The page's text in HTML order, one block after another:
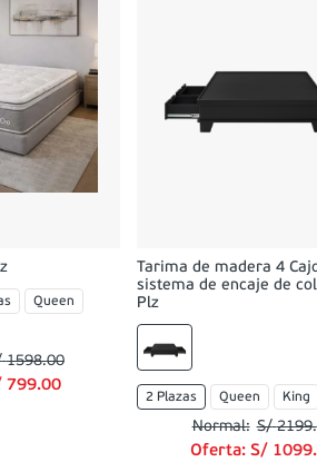
Queen
1598.00
799.00
Tarima de madera 4
sistema de encaje de
Plz
2 Plazas Queen King
S/ 2199.
Oferta: S/ 1099.